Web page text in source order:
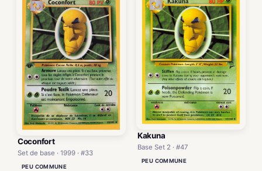
Coconfort
Set de base · 1999 · #33
PEU COMMUNE
Kakuna
Base Set 2 · #47
PEU COMMUNE